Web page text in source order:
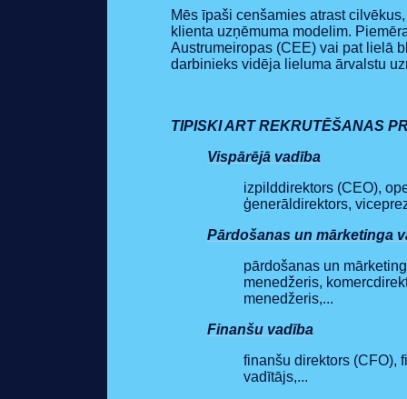
Mēs īpaši cenšamies atrast
klienta uzņēmuma modelim.
Austrumeiropas (CEE) vai pat lielā
darbinieks vidēja lieluma ārvalstu
TIPISKI ART REKRUTĒŠANAS
Vispārējā vadība
izpilddirektors (CEO),
ģenerāldirektors,
Pārdošanas un mārketinga
pārdošanas un
menedžeris,
menedžeris,...
Finanšu vadība
finanšu direktors (CFO),
vadītājs,...